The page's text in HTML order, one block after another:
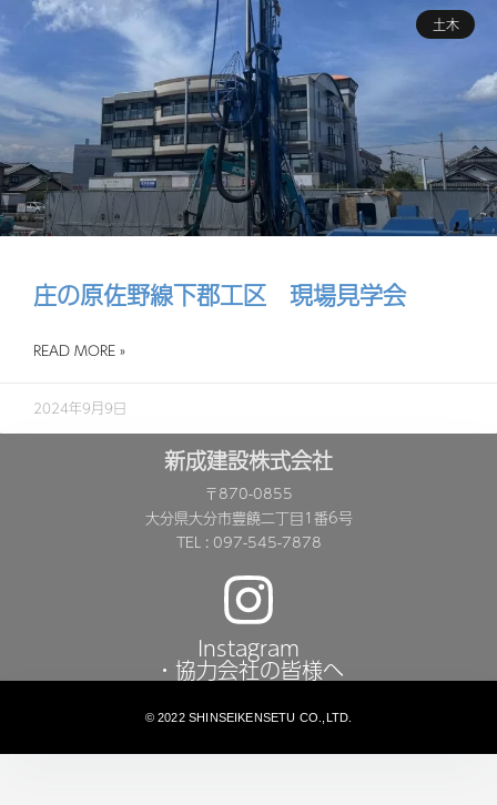
土木
庄の原佐野線下郡工区 現場見学会
READ MORE »
2024年9月9日
新成建設株式会社
〒870-0855
大分県大分市豊饒二丁目1番6号
TEL : 097-545-7878
Instagram
・協力会社の皆様へ
© 2022 SHINSEIKENSETU CO.,LTD.